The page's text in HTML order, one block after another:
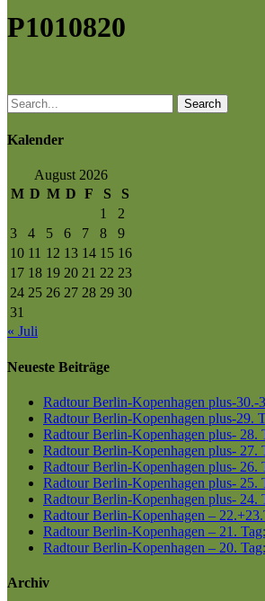
P1010820
Search
Kalender
August 2026
M D M D F S
S
1
2
3
4 5 6 7 8
9
10 11 12 13 14 15 16
17 18 19 20 21 22 23
24 25 26 27 28 29 30
31
« Juli
Neueste Beiträge
Radtour Berlin-Kopenhagen plus-
Radtour Berlin-Kopenhagen plus-29.
Radtour Berlin-Kopenhagen plus- 28.
Radtour Berlin-Kopenhagen plus- 27.
Radtour Berlin-Kopenhagen plus- 26.
Radtour Berlin-Kopenhagen plus- 25.
Radtour Berlin-Kopenhagen plus- 24.
Radtour Berlin-Kopenhagen –
Radtour Berlin-Kopenhagen – 21.
Radtour Berlin-Kopenhagen – 20.
Archiv